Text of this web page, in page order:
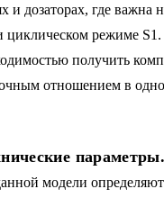
и дозаторах, где важна
циклическом режиме
получить
отношением в
параметры.
модели